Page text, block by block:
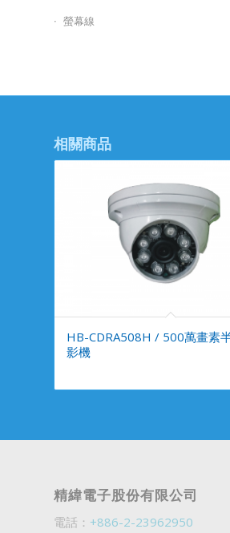
螢幕線
相關商品
HB-CDRA508H / 500萬畫素
影機
精緯電子股份有限公司
電話： +886-2-23962950